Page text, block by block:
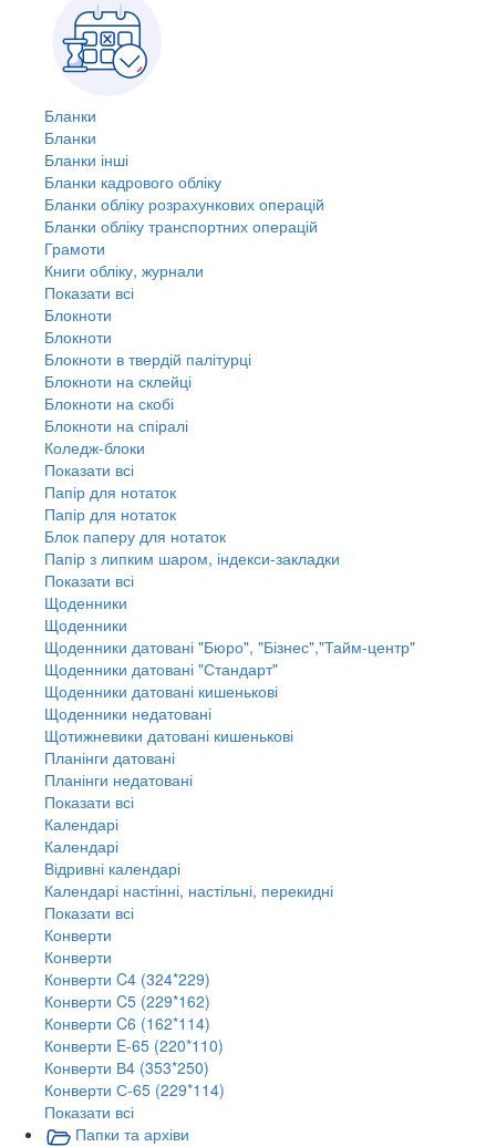
Бланки
Бланки
Бланки інші
Бланки кадрового обліку
Бланки обліку розрахункових операцій
Бланки обліку транспортних операцій
Грамоти
Книги обліку, журнали
Показати всі
Блокноти
Блокноти
Блокноти в твердій палітурці
Блокноти на склейці
Блокноти на скобі
Блокноти на спіралі
Коледж-блоки
Показати всі
Папір для нотаток
Папір для нотаток
Блок паперу для нотаток
Папір з липким шаром, індекси-закладки
Показати всі
Щоденники
Щоденники
Щоденники датовані "Бюро", "Бізнес","Тайм-центр"
Щоденники датовані "Стандарт"
Щоденники датовані кишенькові
Щоденники недатовані
Щотижневики датовані кишенькові
Планінги датовані
Планінги недатовані
Показати всі
Календарі
Календарі
Відривні календарі
Календарі настінні, настільні, перекидні
Показати всі
Конверти
Конверти
Конверти C4 (324*229)
Конверти C5 (229*162)
Конверти C6 (162*114)
Конверти E-65 (220*110)
Конверти В4 (353*250)
Конверти С-65 (229*114)
Показати всі
Папки та архіви